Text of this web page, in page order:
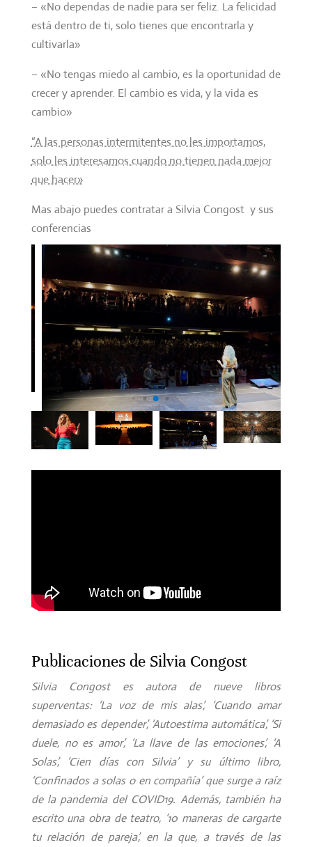
– «No dependas de nadie para ser feliz. La felicidad
está dentro de ti, solo tienes que encontrarla y
cultivarla»
– «No tengas miedo al cambio, es la oportunidad de
crecer y aprender. El cambio es vida, y la vida es
cambio»
“A las personas intermitentes no les importamos,
solo les interesamos cuando no tienen nada mejor
que hacer»
Mas abajo puedes contratar a Silvia Congost y sus
conferencias
Publicaciones de Silvia Congost
Silvia Congost es autora de nueve libros
superventas: ‘La voz de mis alas’, ‘Cuando amar
demasiado es depender’, ‘Autoestima automática’, ‘Si
duele, no es amor’, ‘La llave de las emociones’, ‘A
Solas’, ‘Cien días con Silvia’ y su último libro,
‘Confinados a solas o en compañía’ que surge a raíz
de la pandemia del COVID19. Además, también ha
escrito una obra de teatro, ’10 maneras de cargarte
tu relación de pareja’, en la que, a través de las